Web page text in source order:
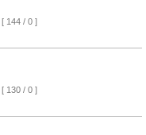
[ 144 / 0 ]
[ 130 / 0 ]